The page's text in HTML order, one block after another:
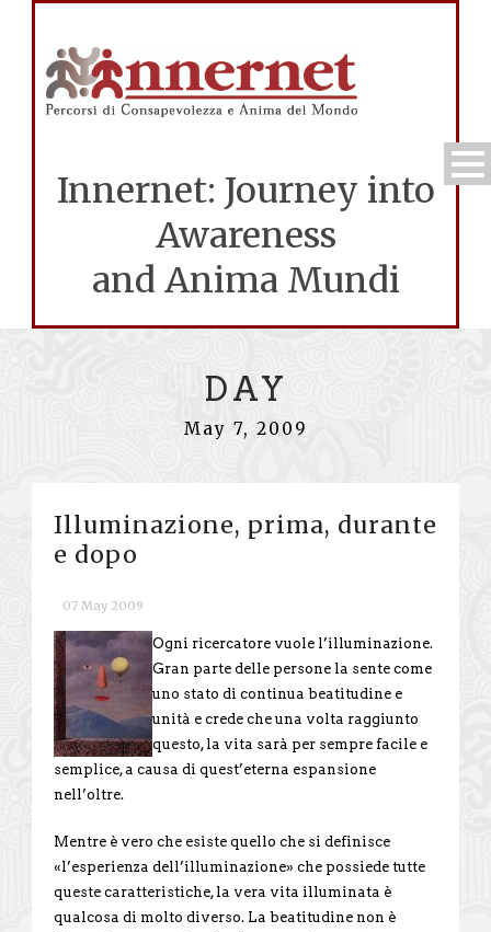
Innernet: Journey into
Awareness
and Anima Mundi
DAY
May 7, 2009
Illuminazione, prima, durante
e dopo
07 May 2009
Ogni ricercatore vuole l’illuminazione.
Gran parte delle persone la sente come
uno stato di continua beatitudine e
unità e crede che una volta raggiunto
questo, la vita sarà per sempre facile e
semplice, a causa di quest’eterna espansione
nell’oltre.
Mentre è vero che esiste quello che si definisce
«l’esperienza dell’illuminazione» che possiede tutte
queste caratteristiche, la vera vita illuminata è
qualcosa di molto diverso. La beatitudine non è